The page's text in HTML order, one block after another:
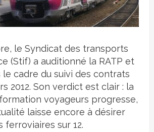
le Syndicat des transports
(Stif) a auditionné la RATP et
le cadre du suivi des contrats
2012. Son verdict est clair : la
voyageurs progresse,
laisse encore à désirer
ferroviaires sur 12.